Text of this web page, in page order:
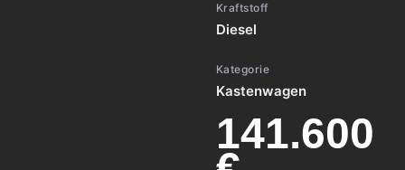
Kraftstoff
Diesel
Kategorie
Kastenwagen
141.600